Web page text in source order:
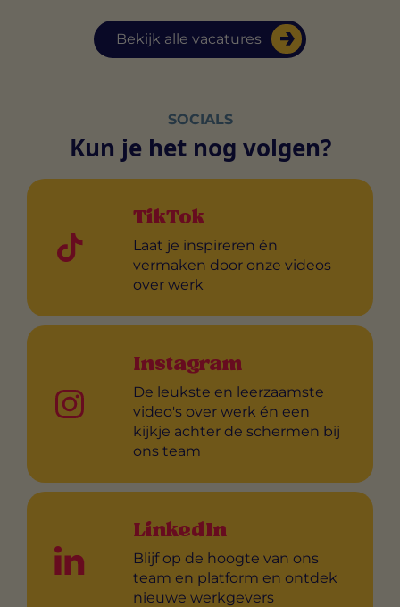
Bekijk alle vacatures
SOCIALS
Kun je het nog volgen?
TikTok
Laat je inspireren én
vermaken door onze videos
over werk
Instagram
De leukste en leerzaamste
video's over werk én een
kijkje achter de schermen bij
ons team
LinkedIn
Blijf op de hoogte van ons
team en platform en ontdek
nieuwe werkgevers